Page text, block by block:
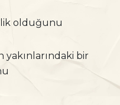
olduğunu
yakınlarındaki bir